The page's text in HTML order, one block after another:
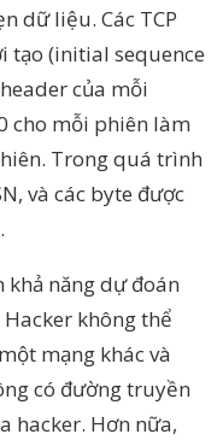
dữ liệu. Các TCP
tạo (initial sequence
của mỗi
cho mỗi phiên làm
Trong quá trình
và các byte được
năng dự đoán
không thể
mạng khác và
có đường truyền
hacker. Hơn nữa,